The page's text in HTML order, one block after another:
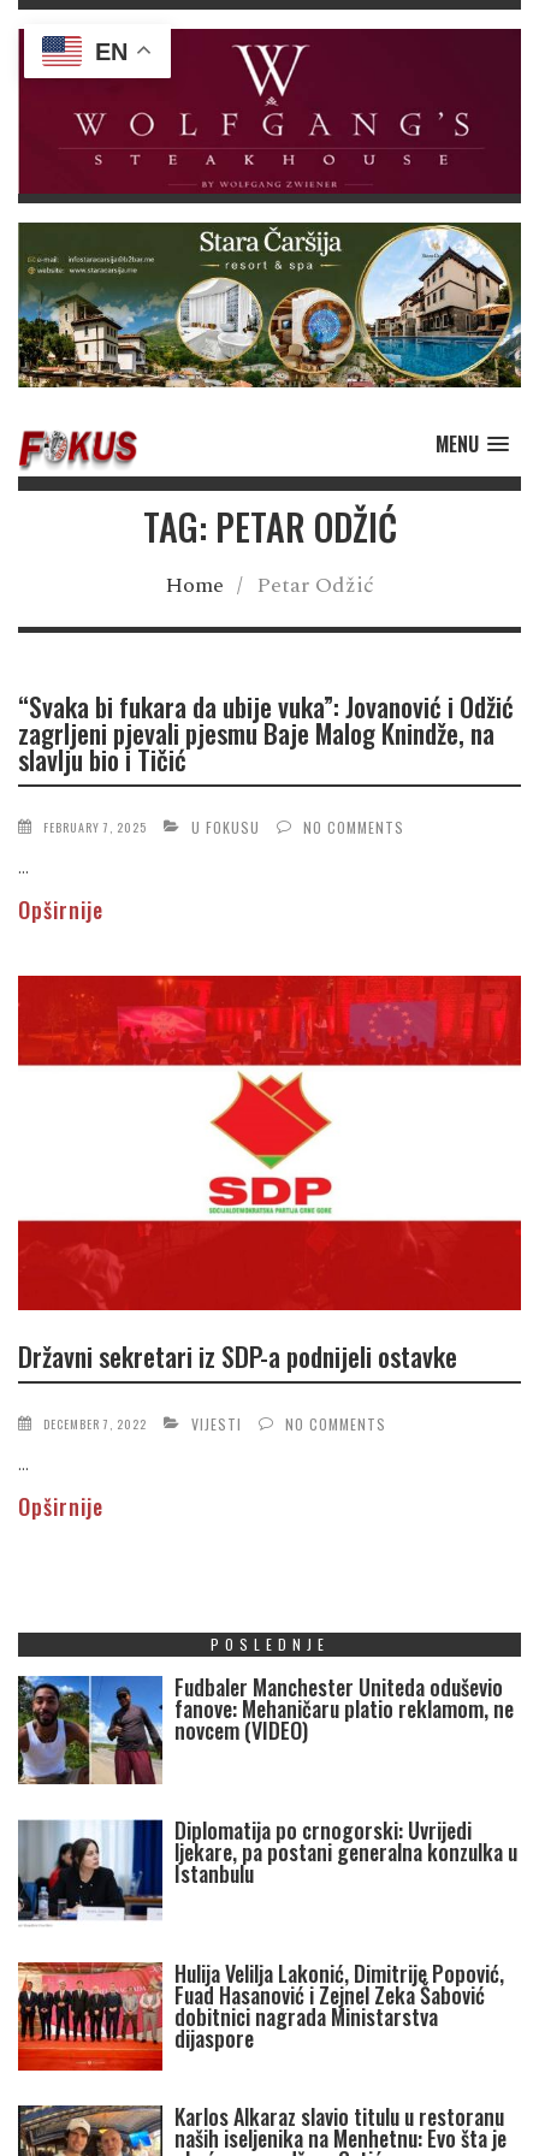
MENU
TAG: PETAR ODŽIĆ
Home / Petar Odžić
“Svaka bi fukara da ubije vuka”: Jovanović i Odžić
zagrljeni pjevali pjesmu Baje Malog Knindže, na
slavlju bio i Tičić
FEBRUARY 7, 2025 U FOKUSU NO COMMENTS
...
Opširnije
Državni sekretari iz SDP-a podnijeli ostavke
DECEMBER 7, 2022 VIJESTI NO COMMENTS
...
Opširnije
POSLEDNJE
Fudbaler Manchester Uniteda oduševio
fanove: Mehaničaru platio reklamom, ne
novcem (VIDEO)
Diplomatija po crnogorski: Uvrijedi
ljekare, pa postani generalna konzulka u
Istanbulu
Hulija Velilja Lakonić, Dimitrije Popović,
Fuad Hasanović i Zejnel Zeka Šabović
dobitnici nagrada Ministarstva
dijaspore
Karlos Alkaraz slavio titulu u restoranu
naših iseljenika na Menhetnu: Evo šta je
EN